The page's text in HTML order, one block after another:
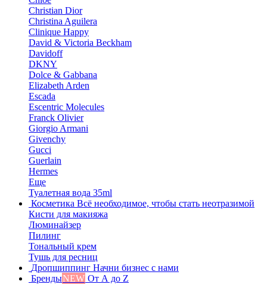
Christian Dior
Christina Aguilera
Clinique Happy
David & Victoria Beckham
Davidoff
DKNY
Dolce & Gabbana
Elizabeth Arden
Escada
Escentric Molecules
Franck Olivier
Giorgio Armani
Givenchy
Gucci
Guerlain
Hermes
Еще
Туалетная вода 35ml
Косметика Всё необходимое, чтобы стать неотразимой
Кисти для макияжа
Люминайзер
Пилинг
Тональный крем
Тушь для ресниц
Дропшиппинг Начни бизнес с нами
БрендыNEW От А до Z